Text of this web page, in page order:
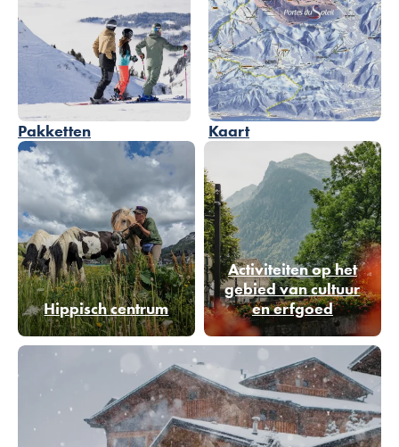
Pakketten Kaart
Hippisch centrum
Activiteiten op het
gebied van cultuur
en erfgoed